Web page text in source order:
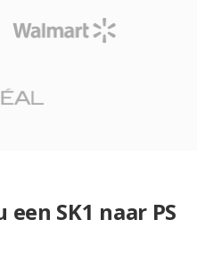
SK1 naar PS